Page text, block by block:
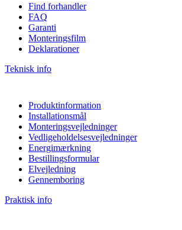
Find forhandler
FAQ
Garanti
Monteringsfilm
Deklarationer
Teknisk info
Produktinformation
Installationsmål
Monteringsvejledninger
Vedligeholdelsesvejledninger
Energimærkning
Bestillingsformular
Elvejledning
Gennemboring
Praktisk info